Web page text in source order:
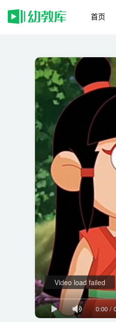
首页
0:00/
Video load failed